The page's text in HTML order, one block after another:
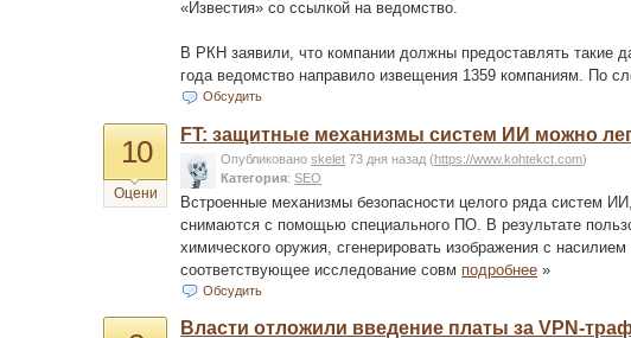
«Известия» со ссылкой на ведомство.
В РКН заявили, что компании должны предоставлять такие
года ведомство направило извещения 1359 компаниям. По
Обсудить
10
Оцени
FT: защитные механизмы систем ИИ можно
Опубликованоskelet 73 дня назад(https://www.kohtekct.com)
Категория:SEO
Встроенные механизмы безопасности целого ряда систем
снимаются с помощью специального ПО. В результате
химического оружия, сгенерировать изображения с
соответствующее исследование совм подробнее »
Обсудить
Власти отложили введение платы за VPN-